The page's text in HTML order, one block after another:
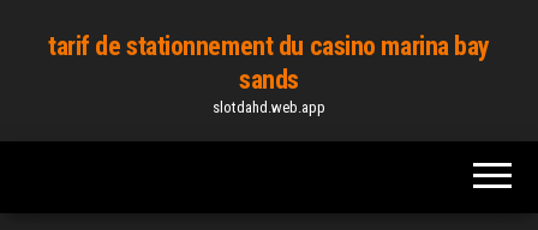
tarif de stationnement du casino marina bay
sands
slotdahd.web.app